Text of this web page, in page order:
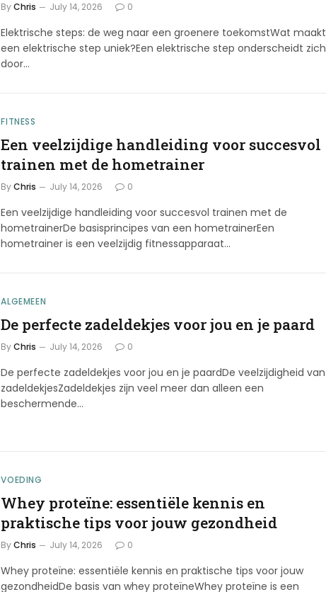
By Chris July 14, 2026 0
Elektrische steps: de weg naar een groenere toekomstWat maakt
een elektrische step uniek?Een elektrische step onderscheidt zich
door…
FITNESS
Een veelzijdige handleiding voor succesvol
trainen met de hometrainer
By Chris July 14, 2026 0
Een veelzijdige handleiding voor succesvol trainen met de
hometrainerDe basisprincipes van een hometrainerEen
hometrainer is een veelzijdig fitnessapparaat…
ALGEMEEN
De perfecte zadeldekjes voor jou en je paard
By Chris July 14, 2026 0
De perfecte zadeldekjes voor jou en je paardDe veelzijdigheid van
zadeldekjesZadeldekjes zijn veel meer dan alleen een
beschermende…
VOEDING
Whey proteïne: essentiële kennis en
praktische tips voor jouw gezondheid
By Chris July 14, 2026 0
Whey proteïne: essentiële kennis en praktische tips voor jouw
gezondheidDe basis van whey proteïneWhey proteïne is een